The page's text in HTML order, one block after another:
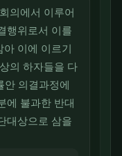
의에서 이루어
행위로서 이를
이에 이르기
의 하자들을 다
안 의결과정에
에 불과한 반대
대상으로 삼을